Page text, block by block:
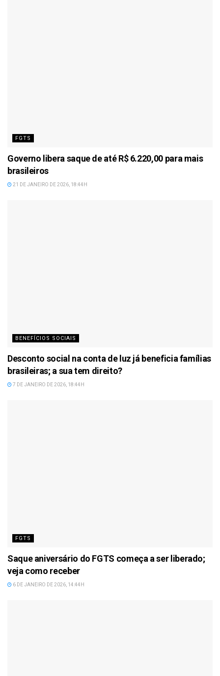
FGTS
Governo libera saque de até R$ 6.220,00 para mais
brasileiros
21 DE JANEIRO DE 2026, 18:44H
BENEFÍCIOS SOCIAIS
Desconto social na conta de luz já beneficia famílias
brasileiras; a sua tem direito?
7 DE JANEIRO DE 2026, 18:44H
FGTS
Saque aniversário do FGTS começa a ser liberado;
veja como receber
6 DE JANEIRO DE 2026, 14:44H